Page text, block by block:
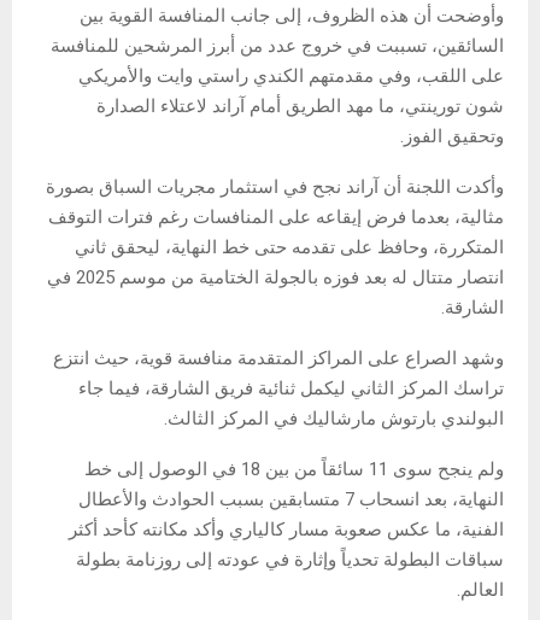
وأوضحت أن هذه الظروف، إلى جانب المنافسة القوية بين
السائقين، تسببت في خروج عدد من أبرز المرشحين للمنافسة
على اللقب، وفي مقدمتهم الكندي راستي وايت والأمريكي
شون تورينتي، ما مهد الطريق أمام آراند لاعتلاء الصدارة
وتحقيق الفوز.
وأكدت اللجنة أن آراند نجح في استثمار مجريات السباق بصورة
مثالية، بعدما فرض إيقاعه على المنافسات رغم فترات التوقف
المتكررة، وحافظ على تقدمه حتى خط النهاية، ليحقق ثاني
انتصار متتال له بعد فوزه بالجولة الختامية من موسم 2025 في
الشارقة.
وشهد الصراع على المراكز المتقدمة منافسة قوية، حيث انتزع
تراسك المركز الثاني ليكمل ثنائية فريق الشارقة، فيما جاء
البولندي بارتوش مارشاليك في المركز الثالث.
ولم ينجح سوى 11 سائقاً من بين 18 في الوصول إلى خط
النهاية، بعد انسحاب 7 متسابقين بسبب الحوادث والأعطال
الفنية، ما عكس صعوبة مسار كالياري وأكد مكانته كأحد أكثر
سباقات البطولة تحدياً وإثارة في عودته إلى روزنامة بطولة
العالم.